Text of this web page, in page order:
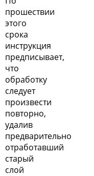
прошествии
этого
срока
инструкция
предписывает,
что
обработку
следует
произвести
повторно,
удалив
предварительно
отработавший
старый
слой